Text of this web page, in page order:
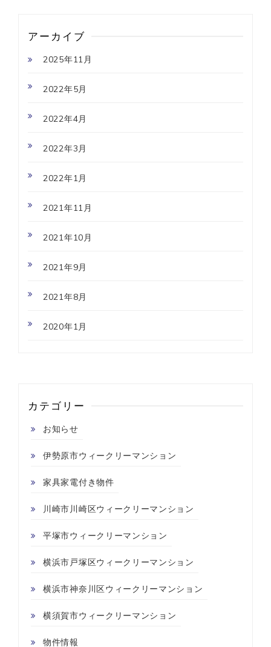
アーカイブ
2025年11月
2022年5月
2022年4月
2022年3月
2022年1月
2021年11月
2021年10月
2021年9月
2021年8月
2020年1月
カテゴリー
お知らせ
伊勢原市ウィークリーマンション
家具家電付き物件
川崎市川崎区ウィークリーマンション
平塚市ウィークリーマンション
横浜市戸塚区ウィークリーマンション
横浜市神奈川区ウィークリーマンション
横須賀市ウィークリーマンション
物件情報